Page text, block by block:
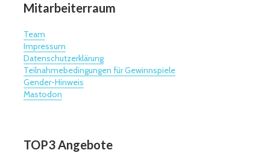
Mitarbeiterraum
Team
Impressum
Datenschutzerklärung
Teilnahmebedingungen für Gewinnspiele
Gender-Hinweis
Mastodon
TOP3 Angebote